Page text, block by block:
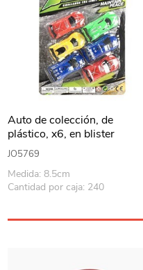
Auto de colección, de
plástico, x6, en blister
JO5769
Medida: 8.5cm
Cantidad por caja: 240